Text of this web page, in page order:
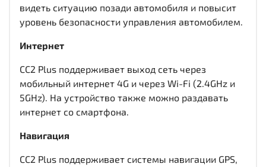
видеть ситуацию позади автомобиля и повысит
уровень безопасности управления автомобилем.
Интернет
CC2 Plus поддерживает выход сеть через
мобильный интернет 4G и через Wi-Fi (2.4GHz и
5GHz). На устройство также можно раздавать
интернет со смартфона.
Навигация
CC2 Plus поддерживает системы навигации GPS,